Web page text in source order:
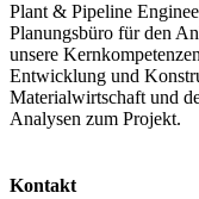
Plant & Pipeline
Planungsbüro für den
unsere
Entwicklung und
Materialwirtschaft und
Analysen zum Projekt.
Kontakt